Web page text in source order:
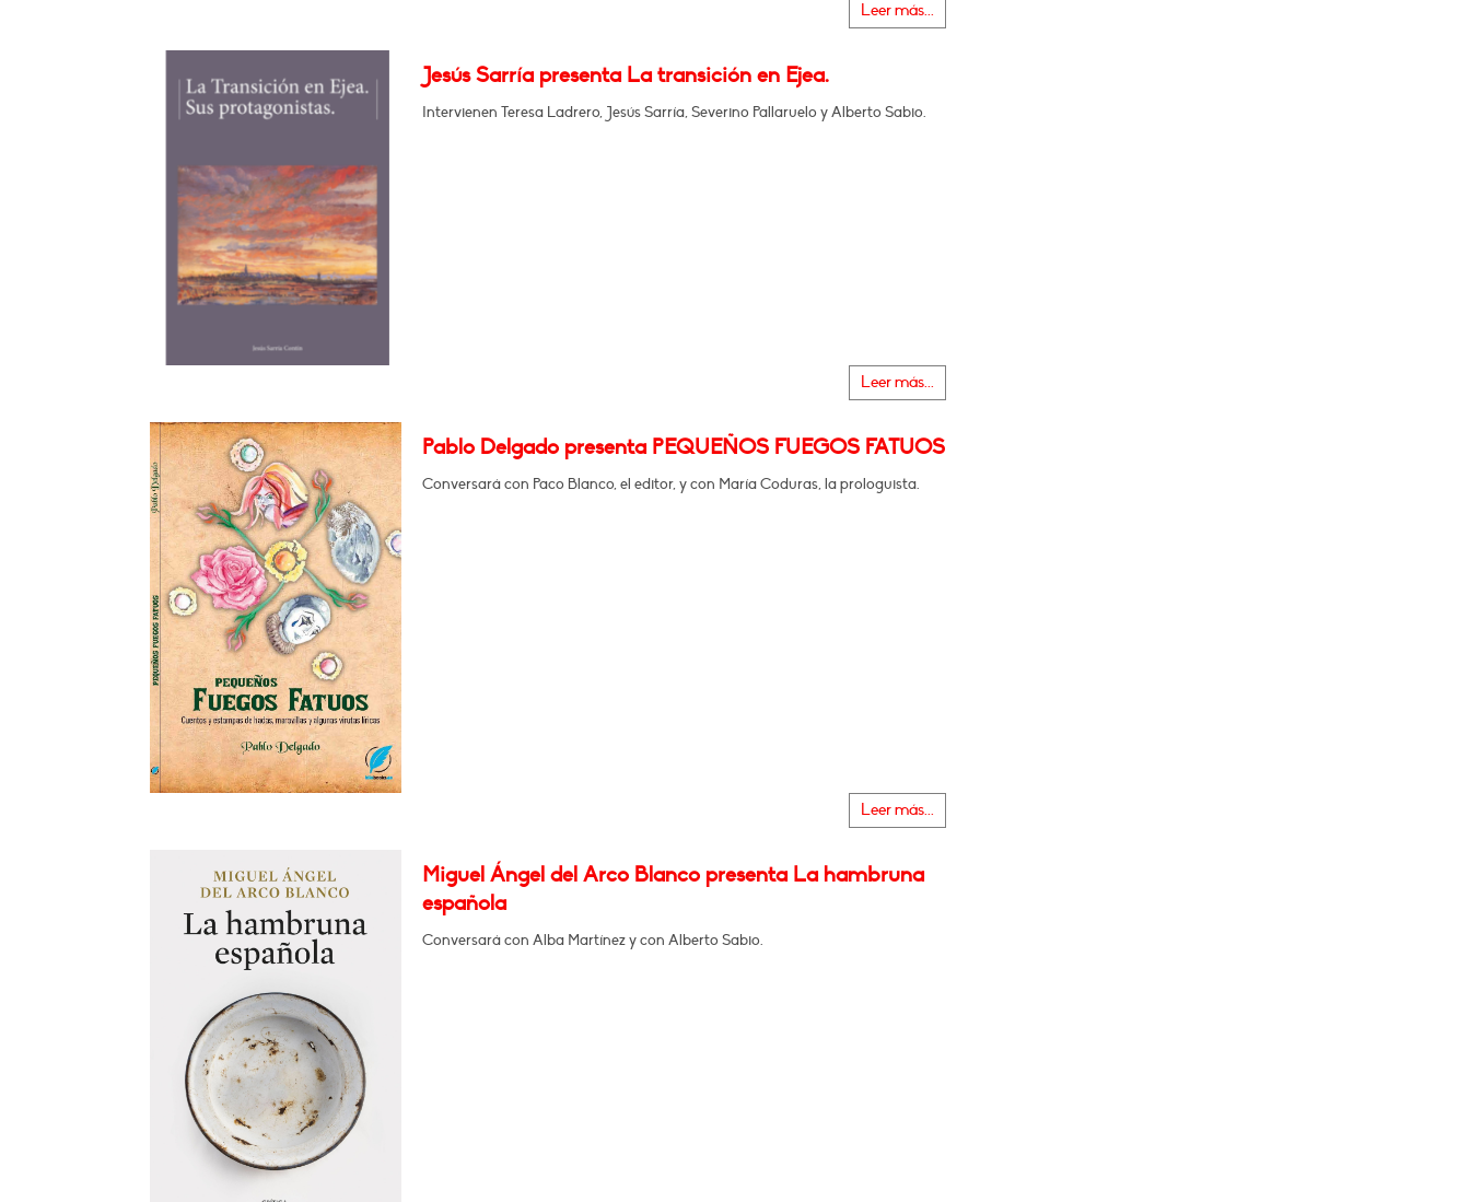
Leer más...
Jesús Sarría presenta La transición en Ejea.
Intervienen Teresa Ladrero, Jesús Sarría, Severino Pallaruelo y Alberto Sabio.
Leer más...
Pablo Delgado presenta PEQUEÑOS FUEGOS FATUOS
Conversará con Paco Blanco, el editor, y con María Coduras, la prologuista.
Leer más...
Miguel Ángel del Arco Blanco presenta La hambruna
española
Conversará con Alba Martínez y con Alberto Sabio.